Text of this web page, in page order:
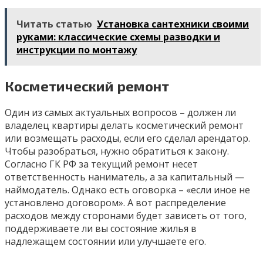
Читать статью Установка сантехники своими
руками: классические схемы разводки и
инструкции по монтажу
Косметический ремонт
Один из самых актуальных вопросов – должен ли
владелец квартиры делать косметический ремонт
или возмещать расходы, если его сделал арендатор.
Чтобы разобраться, нужно обратиться к закону.
Согласно ГК РФ за текущий ремонт несет
ответственность наниматель, а за капитальный —
наймодатель. Однако есть оговорка – «если иное не
установлено договором». А вот распределение
расходов между сторонами будет зависеть от того,
поддерживаете ли вы состояние жилья в
надлежащем состоянии или улучшаете его.